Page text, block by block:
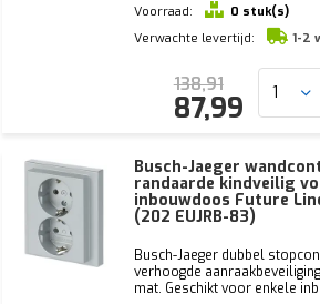
Voorraad:
0 stuk(s)
Verwachte levertijd:
1-2
138,91
87,99
Busch-Jaeger
randaarde kindveilig
inbouwdoos Future
(202 EUJRB-83)
Busch-Jaeger dubbel
verhoogde
mat. Geschikt voor enkele